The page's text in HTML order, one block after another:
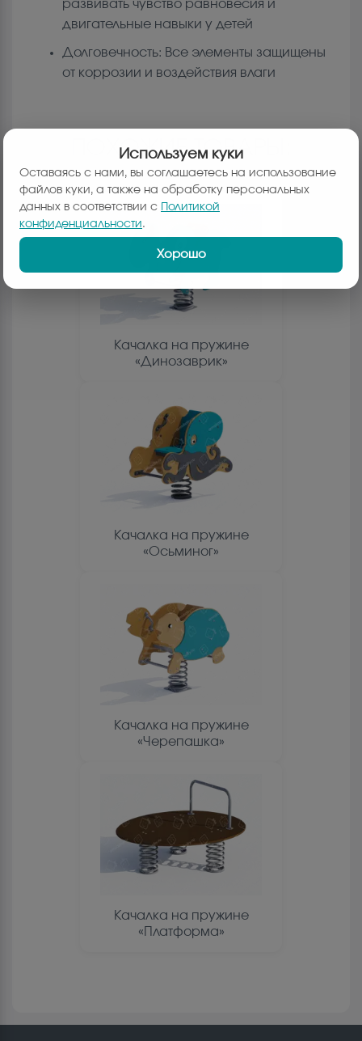
развивать чувство равновесия и
двигательные навыки у детей
Долговечность: Все элементы защищены
от коррозии и воздействия влаги
ПОХОЖИЕ ТОВАРЫ:
Качалка на пружине
«Динозаврик»
Качалка на пружине
«Осьминог»
Качалка на пружине
«Черепашка»
Качалка на пружине
«Платформа»
Используем куки
Оставаясь с нами, вы соглашаетесь на использование
файлов куки, а также на обработку персональных
данных в соответствии с
Политикой
конфиденциальности.
Хорошо